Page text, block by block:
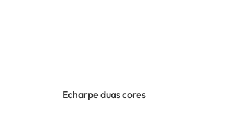
Echarpe duas cores